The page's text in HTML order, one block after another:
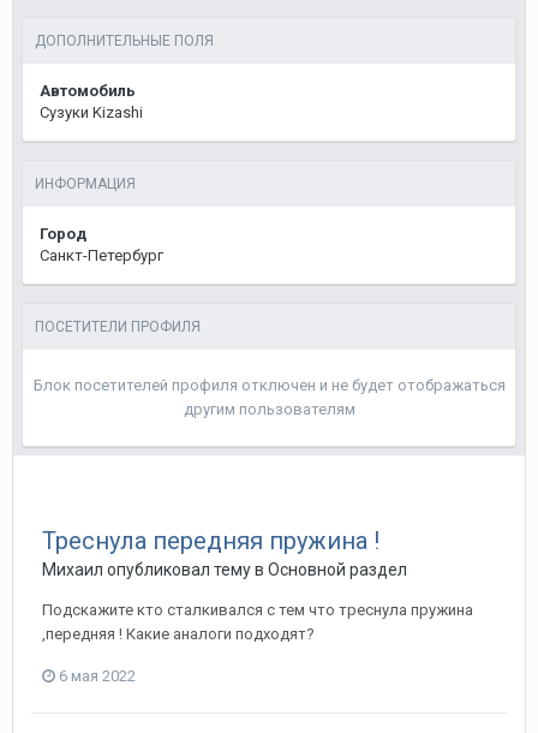
ДОПОЛНИТЕЛЬНЫЕ ПОЛЯ
Автомобиль
Сузуки Kizashi
ИНФОРМАЦИЯ
Город
Санкт-Петербург
ПОСЕТИТЕЛИ ПРОФИЛЯ
Блок посетителей профиля отключен и не будет отображаться
другим пользователям
Треснула передняя пружина !
Михаил опубликовал тему в Основной раздел
Подскажите кто сталкивался с тем что треснула пружина
,передняя ! Какие аналоги подходят?
6 мая 2022